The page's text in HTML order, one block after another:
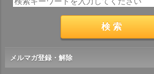
メルマガ登録・解除